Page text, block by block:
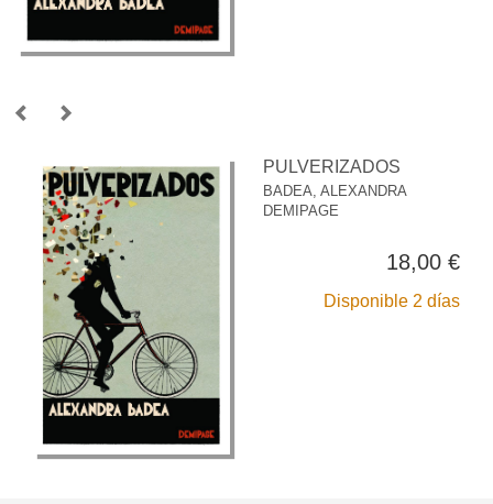
PULVERIZADOS
BADEA, ALEXANDRA
DEMIPAGE
18,00 €
Disponible 2 días